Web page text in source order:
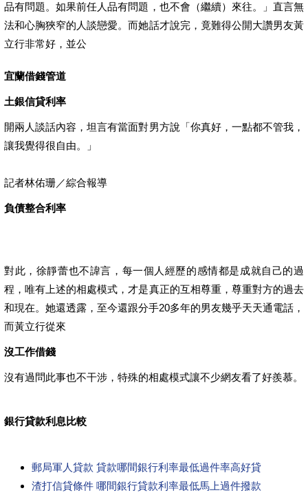
品有問題。如果前任人品有問題，也不會（繼續）來往。」直言無
法和心胸狹窄的人談戀愛。而她話才說完，竟難得公開大讚男友黃
立行非常好，並公
宜蘭借錢管道
土銀信貸利率
開兩人談話內容，坦言有當面對男方說「你真好，一點都不管我，
讓我覺得很自由。」
記者林佑珊／綜合報導
負債整合利率
對此，徐靜蕾也不諱言，每一個人經歷的感情都是成就自己的過
程，唯有上述的相處模式，才是真正的互相尊重，尊重對方的過去
和現在。她還透露，至今還跟分手20多年的男友幾乎天天通電話，
而黃立行從來
沒工作借錢
沒有過問此事也不干涉，特殊的相處模式讓不少網友看了好羨慕。
銀行貸款利息比較
郵局軍人貸款 貸款哪間銀行利率最低過件率高好貸
渣打信貸條件 哪間銀行貸款利率最低馬上過件撥款